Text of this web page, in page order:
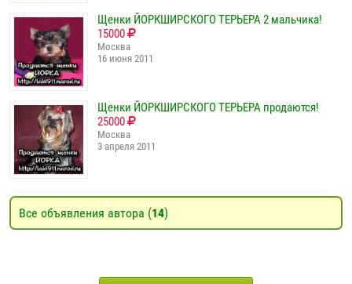
Щенки ЙОРКШИРСКОГО ТЕРЬЕРА 2 мальчика!
15000
Москва
16 июня 2011
Щенки ЙОРКШИРСКОГО ТЕРЬЕРА продаются!
25000
Москва
3 апреля 2011
Все объявления автора (14)